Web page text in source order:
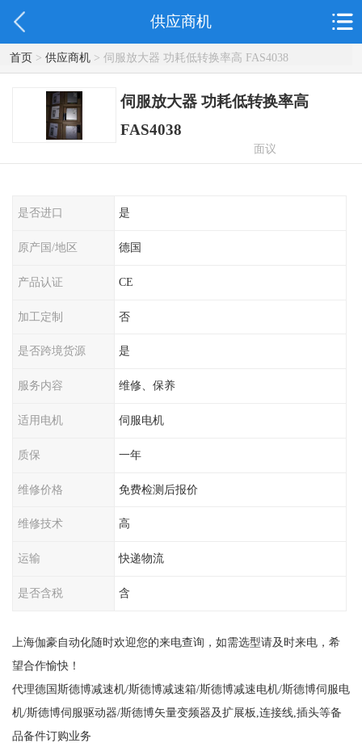
供应商机
首页> 供应商机> 伺服放大器 功耗低转换率高 FAS4038
伺服放大器 功耗低转换率高
FAS4038
面议
是否进口 是
原产国/地区 德国
产品认证 CE
加工定制 否
是否跨境货源 是
服务内容 维修、保养
适用电机 伺服电机
质保 一年
维修价格 免费检测后报价
维修技术 高
运输 快递物流
是否含税 含
上海伽豪自动化随时欢迎您的来电查询，如需选型请及时来电，希
望合作愉快！
代理德国斯德博减速机/斯德博减速箱/斯德博减速电机/斯德博伺服电
机/斯德博伺服驱动器/斯德博矢量变频器及扩展板,连接线,插头等备
品备件订购业务